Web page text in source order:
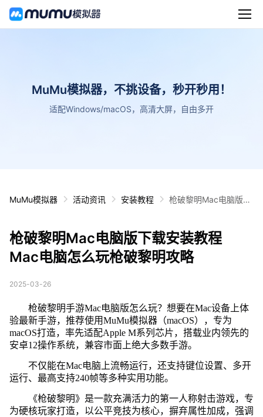
MuMu模拟器，不挑设备，秒开秒用！
适配Windows/macOS，高清大屏，自由多开
MuMu模拟器 活动资讯 安装教程
枪破黎明Mac电脑版下
枪破黎明Mac电脑版下载安装教程
Mac电脑怎么玩枪破黎明攻略
2025-03-26
枪破黎明手游Mac电脑版怎么玩？想要在Mac设备上体
验最新手游，推荐使用MuMu模拟器（macOS），专为
macOS打造，率先适配Apple M系列芯片，搭载业内领先的
安卓12操作系统，兼容市面上绝大多数手游。
不仅能在Mac电脑上流畅运行，还支持键位设置、多开
运行、最高支持240帧等多种实用功能。
《枪破黎明》是一款充满活力的第一人称射击游戏，专
为硬核玩家打造，以公平竞技为核心，摒弃属性加成，强调